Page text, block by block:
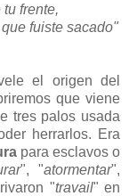
frente,
fuiste sacado"
el origen del
que viene
tres palos usada
herrarlos. Era
para esclavos o
", "atormentar",
"travail" en